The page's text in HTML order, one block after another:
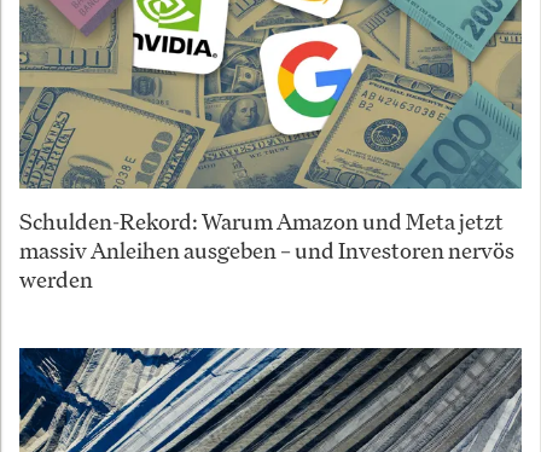
Schulden-Rekord: Warum Amazon und Meta jetzt
massiv Anleihen ausgeben – und Investoren nervös
werden